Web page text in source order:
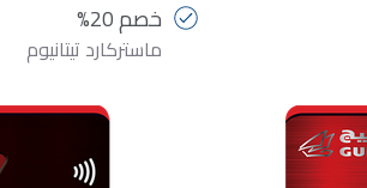
خصم 20%
ماستركارد تيتانيوم